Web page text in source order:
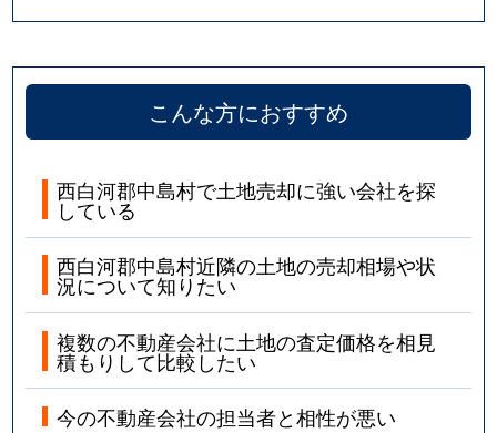
こんな方におすすめ
西白河郡中島村で土地売却に強い会社を探
している
西白河郡中島村近隣の土地の売却相場や状
況について知りたい
複数の不動産会社に土地の査定価格を相見
積もりして比較したい
今の不動産会社の担当者と相性が悪い